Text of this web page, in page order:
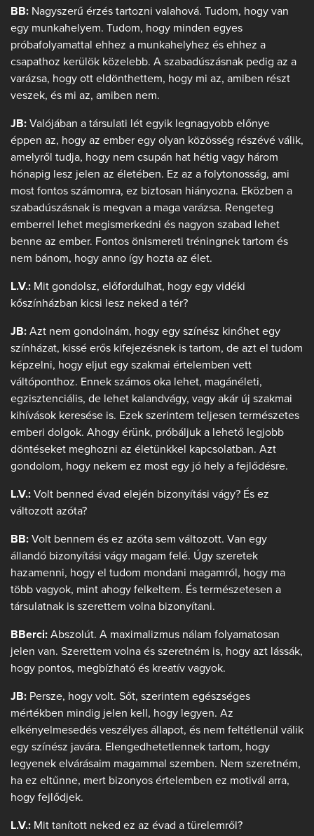
BB: Nagyszerű érzés tartozni valahová. Tudom, hogy van
egy munkahelyem. Tudom, hogy minden egyes
próbafolyamattal ehhez a munkahelyhez és ehhez a
csapathoz kerülök közelebb. A szabadúszásnak pedig az a
varázsa, hogy ott eldönthettem, hogy mi az, amiben részt
veszek, és mi az, amiben nem.
JB: Valójában a társulati lét egyik legnagyobb előnye
éppen az, hogy az ember egy olyan közösség részévé válik,
amelyről tudja, hogy nem csupán hat hétig vagy három
hónapig lesz jelen az életében. Ez az a folytonosság, ami
most fontos számomra, ez biztosan hiányozna. Eközben a
szabadúszásnak is megvan a maga varázsa. Rengeteg
emberrel lehet megismerkedni és nagyon szabad lehet
benne az ember. Fontos önismereti tréningnek tartom és
nem bánom, hogy anno így hozta az élet.
L.V.: Mit gondolsz, előfordulhat, hogy egy vidéki
kőszínházban kicsi lesz neked a tér?
JB: Azt nem gondolnám, hogy egy színész kinőhet egy
színházat, kissé erős kifejezésnek is tartom, de azt el tudom
képzelni, hogy eljut egy szakmai értelemben vett
váltóponthoz. Ennek számos oka lehet, magánéleti,
egzisztenciális, de lehet kalandvágy, vagy akár új szakmai
kihívások keresése is. Ezek szerintem teljesen természetes
emberi dolgok. Ahogy érünk, próbáljuk a lehető legjobb
döntéseket meghozni az életünkkel kapcsolatban. Azt
gondolom, hogy nekem ez most egy jó hely a fejlődésre.
L.V.: Volt benned évad elején bizonyítási vágy? És ez
változott azóta?
BB: Volt bennem és ez azóta sem változott. Van egy
állandó bizonyítási vágy magam felé. Úgy szeretek
hazamenni, hogy el tudom mondani magamról, hogy ma
több vagyok, mint ahogy felkeltem. És természetesen a
társulatnak is szerettem volna bizonyítani.
BBerci: Abszolút. A maximalizmus nálam folyamatosan
jelen van. Szerettem volna és szeretném is, hogy azt lássák,
hogy pontos, megbízható és kreatív vagyok.
JB: Persze, hogy volt. Sőt, szerintem egészséges
mértékben mindig jelen kell, hogy legyen. Az
elkényelmesedés veszélyes állapot, és nem feltétlenül válik
egy színész javára. Elengedhetetlennek tartom, hogy
legyenek elvárásaim magammal szemben. Nem szeretném,
ha ez eltűnne, mert bizonyos értelemben ez motivál arra,
hogy fejlődjek.
L.V.: Mit tanított neked ez az évad a türelemről?